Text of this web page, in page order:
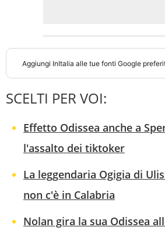
Aggiungi InItalia alle tue fonti Google
SCELTI PER VOI:
Effetto Odissea anche a
l'assalto dei tiktoker
La leggendaria Ogigia di
non c'è in Calabria
Nolan gira la sua Odissea